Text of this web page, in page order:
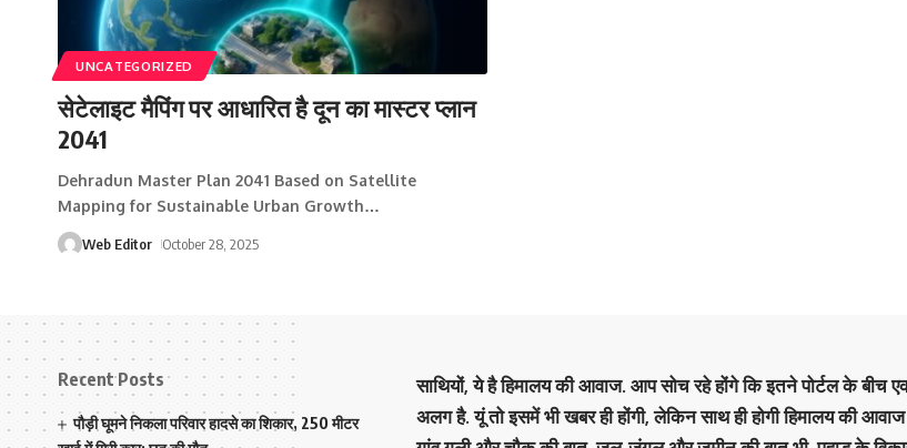
UNCATEGORIZED
सेटेलाइट मैपिंग पर आधारित है दून का मास्टर प्लान
2041
Dehradun Master Plan 2041 Based on Satellite
Mapping for Sustainable Urban Growth…
Web Editor October 28, 2025
Recent Posts
पौड़ी घूमने निकला परिवार हादसे का शिकार, 250 मीटर
साथियों, ये है हिमालय की आवाज. आप सोच रहे होंगे कि इतने पोर्टल के बीच
अलग है. यूं तो इसमें भी खबर ही होंगी, लेकिन साथ ही होगी हिमालय की